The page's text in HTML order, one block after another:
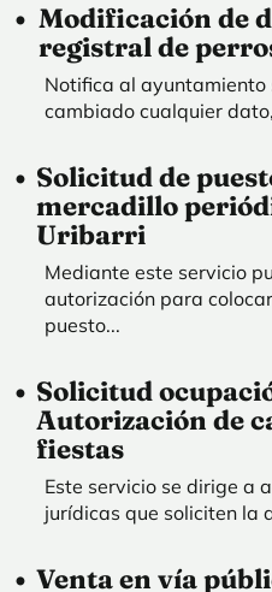
Modificación de
registral de
Notifica al ayuntamiento
cambiado cualquier
Solicitud de
mercadillo
Uribarri
Mediante este servicio
autorización para
puesto...
Solicitud
Autorización de
fiestas
Este servicio se dirige a
jurídicas que soliciten la
Venta en vía